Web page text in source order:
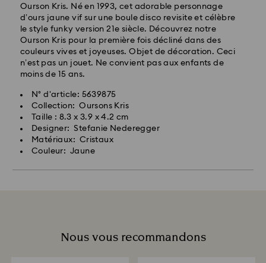
Ourson Kris. Né en 1993, cet adorable personnage
d’ours jaune vif sur une boule disco revisite et célèbre
le style funky version 21e siècle. Découvrez notre
Ourson Kris pour la première fois décliné dans des
couleurs vives et joyeuses. Objet de décoration. Ceci
n’est pas un jouet. Ne convient pas aux enfants de
moins de 15 ans.
N° d'article: 5639875
Collection: Oursons Kris
Taille : 8.3 x 3.9 x 4.2 cm
Designer: Stefanie Nederegger
Matériaux: Cristaux
Couleur: Jaune
Nous vous recommandons